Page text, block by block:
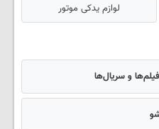
لوازم یدکی موتور
و سریال‌ها